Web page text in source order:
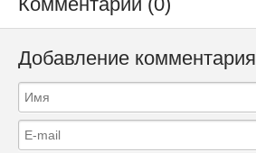
Добавление комментария